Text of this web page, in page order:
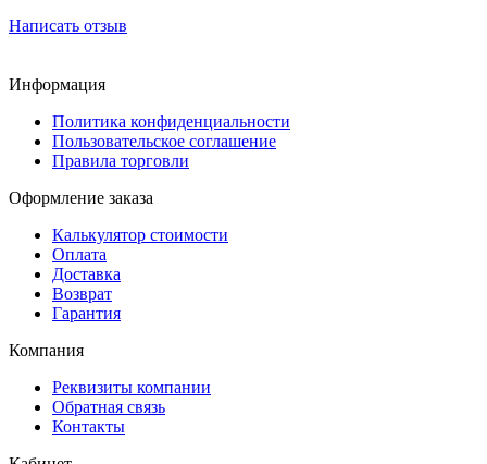
Написать отзыв
Информация
Политика конфиденциальности
Пользовательское соглашение
Правила торговли
Оформление заказа
Калькулятор стоимости
Оплата
Доставка
Возврат
Гарантия
Компания
Реквизиты компании
Обратная связь
Контакты